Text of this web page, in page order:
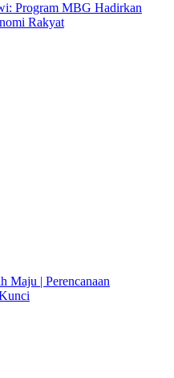
Program MBG Hadirkan
Rakyat
Maju | Perencanaan